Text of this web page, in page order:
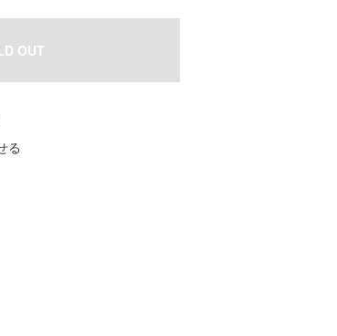
OUT
る